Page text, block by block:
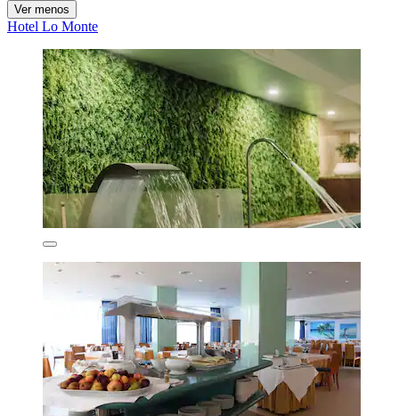
Ver menos
Hotel Lo Monte